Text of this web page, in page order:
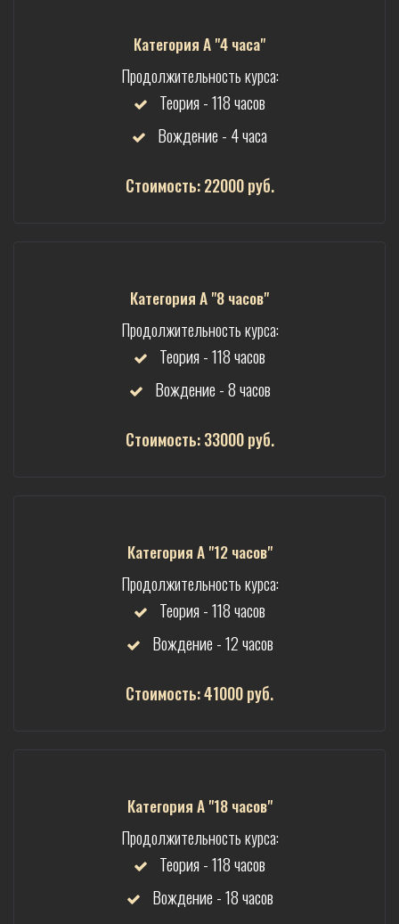
Категория А "4 часа"
Продолжительность курса:
Теория - 118 часов
Вождение - 4 часа
Стоимость: 22000 руб.
Категория А "8 часов"
Продолжительность курса:
Теория - 118 часов
Вождение - 8 часов
Стоимость: 33000 руб.
Категория А "12 часов"
Продолжительность курса:
Теория - 118 часов
Вождение - 12 часов
Стоимость: 41000 руб.
Категория А "18 часов"
Продолжительность курса:
Теория - 118 часов
Вождение - 18 часов